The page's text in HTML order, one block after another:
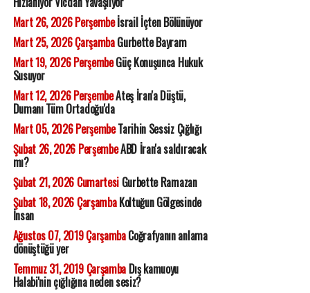
Mart 26, 2026 Perşembeİsrail İçten Bölünüyor
Mart 25, 2026 ÇarşambaGurbette Bayram
Mart 19, 2026 PerşembeGüç Konuşunca Hukuk
Susuyor
Mart 12, 2026 PerşembeAteş İran'a Düştü,
Dumanı Tüm Ortadoğu'da
Mart 05, 2026 PerşembeTarihin Sessiz Çığlığı
Şubat 26, 2026 PerşembeABD İran'a saldıracak
mı?
Şubat 21, 2026 CumartesiGurbette Ramazan
Şubat 18, 2026 ÇarşambaKoltuğun Gölgesinde
İnsan
Ağustos 07, 2019 ÇarşambaCoğrafyanın anlama
dönüştüğü yer
Temmuz 31, 2019 ÇarşambaDış kamuoyu
Halabi'nin çığlığına neden sesiz?